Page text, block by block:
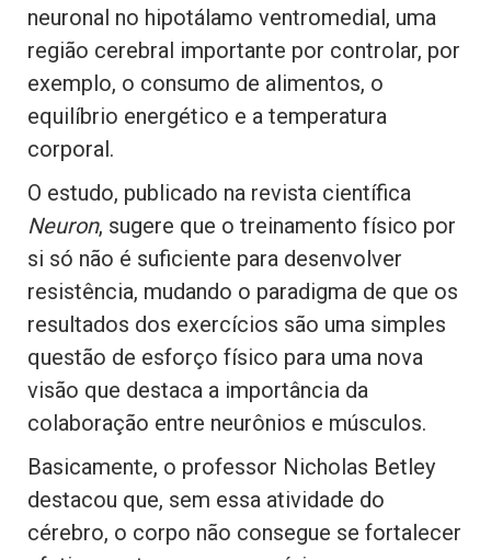
neuronal no hipotálamo ventromedial, uma
região cerebral importante por controlar, por
exemplo, o consumo de alimentos, o
equilíbrio energético e a temperatura
corporal.
O estudo, publicado na revista científica
Neuron, sugere que o treinamento físico por
si só não é suficiente para desenvolver
resistência, mudando o paradigma de que os
resultados dos exercícios são uma simples
questão de esforço físico para uma nova
visão que destaca a importância da
colaboração entre neurônios e músculos.
Basicamente, o professor Nicholas Betley
destacou que, sem essa atividade do
cérebro, o corpo não consegue se fortalecer